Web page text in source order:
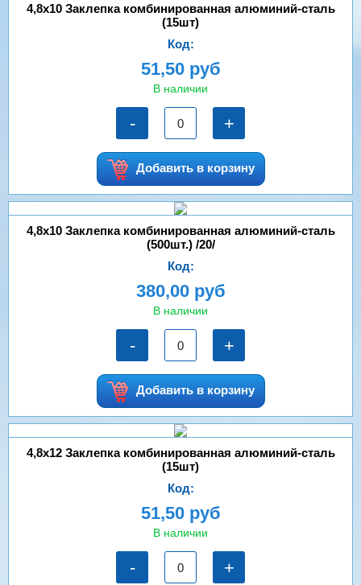
4,8х10 Заклепка комбинированная алюминий-сталь
(15шт)
Код:
51,50 руб
В наличии
- +
Добавить в корзину
4,8х10 Заклепка комбинированная алюминий-сталь
(500шт.) /20/
Код:
380,00 руб
В наличии
- +
Добавить в корзину
4,8х12 Заклепка комбинированная алюминий-сталь
(15шт)
Код:
51,50 руб
В наличии
- +